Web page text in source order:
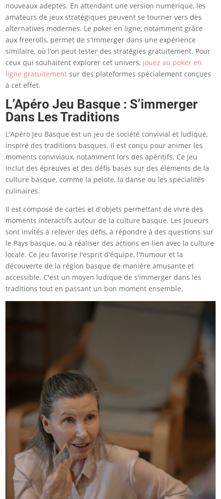
nouveaux adeptes. En attendant une version numérique, les
amateurs de jeux stratégiques peuvent se tourner vers des
alternatives modernes. Le poker en ligne, notamment grâce
aux freerolls, permet de s'immerger dans une expérience
similaire, où l’on peut tester des stratégies gratuitement. Pour
ceux qui souhaitent explorer cet univers, jouez au poker en
ligne gratuitement sur des plateformes spécialement conçues
à cet effet.
L’Apéro Jeu Basque : S’immerger
Dans Les Traditions
L'Apéro Jeu Basque est un jeu de société convivial et ludique,
inspiré des traditions basques. Il est conçu pour animer les
moments conviviaux, notamment lors des apéritifs. Ce jeu
inclut des épreuves et des défis basés sur des éléments de la
culture basque, comme la pelote, la danse ou les spécialités
culinaires.
Il est composé de cartes et d'objets permettant de vivre des
moments interactifs autour de la culture basque. Les joueurs
sont invités à relever des défis, à répondre à des questions sur
le Pays basque, ou à réaliser des actions en lien avec la culture
locale. Ce jeu favorise l'esprit d'équipe, l'humour et la
découverte de la région basque de manière amusante et
accessible. C'est un moyen ludique de s'immerger dans les
traditions tout en passant un bon moment ensemble.